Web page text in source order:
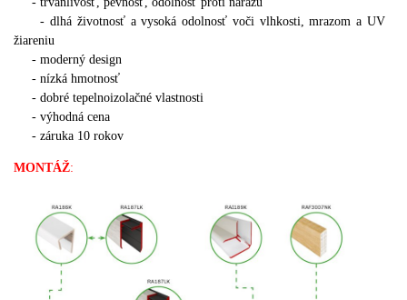
-dlhá životnosť a vysoká odolnosť voči vlhkosti, mrazom a UV
žiareniu
- moderný design
- nízká hmotnosť
-dobré tepelnoizolačné vlastnosti
- výhodná cena
- záruka 10 rokov
MONTÁŽ: